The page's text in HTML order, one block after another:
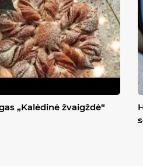
„Kalėdinė žvaigždė“